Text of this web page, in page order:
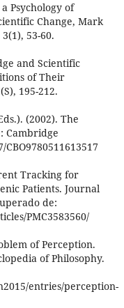
Psychology of
Change, Mark
53-60.
and Scientific
of Their
195-212.
(2002). The
Cambridge
Tracking for
Patients. Journal
de:
PMC3583560/
of Perception.
of Philosophy.
entries/perception-